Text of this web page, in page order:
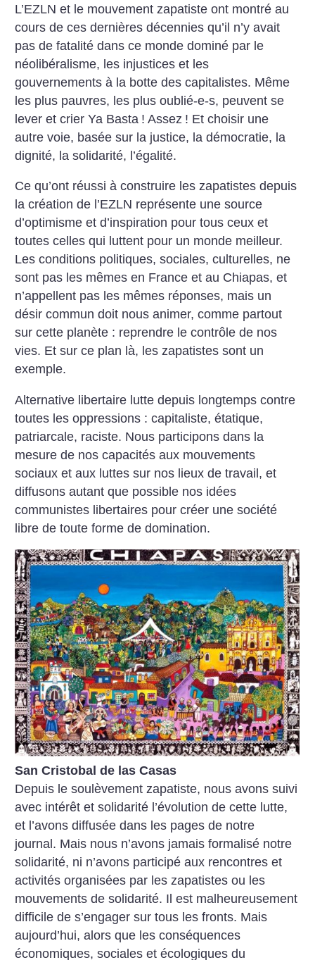
L’EZLN et le mouvement zapatiste ont montré au
cours de ces dernières décennies qu’il n’y avait
pas de fatalité dans ce monde dominé par le
néolibéralisme, les injustices et les
gouvernements à la botte des capitalistes. Même
les plus pauvres, les plus oublié-e-s, peuvent se
lever et crier Ya Basta ! Assez ! Et choisir une
autre voie, basée sur la justice, la démocratie, la
dignité, la solidarité, l’égalité.
Ce qu’ont réussi à construire les zapatistes depuis
la création de l’EZLN représente une source
d’optimisme et d’inspiration pour tous ceux et
toutes celles qui luttent pour un monde meilleur.
Les conditions politiques, sociales, culturelles, ne
sont pas les mêmes en France et au Chiapas, et
n’appellent pas les mêmes réponses, mais un
désir commun doit nous animer, comme partout
sur cette planète : reprendre le contrôle de nos
vies. Et sur ce plan là, les zapatistes sont un
exemple.
Alternative libertaire lutte depuis longtemps contre
toutes les oppressions : capitaliste, étatique,
patriarcale, raciste. Nous participons dans la
mesure de nos capacités aux mouvements
sociaux et aux luttes sur nos lieux de travail, et
diffusons autant que possible nos idées
communistes libertaires pour créer une société
libre de toute forme de domination.
San Cristobal de las Casas
Depuis le soulèvement zapatiste, nous avons suivi
avec intérêt et solidarité l’évolution de cette lutte,
et l’avons diffusée dans les pages de notre
journal. Mais nous n’avons jamais formalisé notre
solidarité, ni n’avons participé aux rencontres et
activités organisées par les zapatistes ou les
mouvements de solidarité. Il est malheureusement
difficile de s’engager sur tous les fronts. Mais
aujourd’hui, alors que les conséquences
économiques, sociales et écologiques du